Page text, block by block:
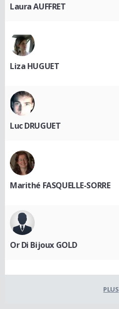
Laura AUFFRET
Liza HUGUET
Luc DRUGUET
Marithé FASQUELLE-SORRE
Or Di Bijoux GOLD
PLUS